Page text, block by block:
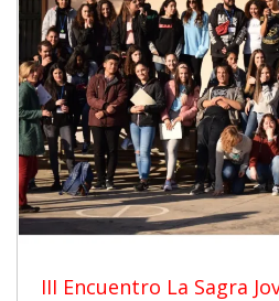
III Encuentro La Sagra